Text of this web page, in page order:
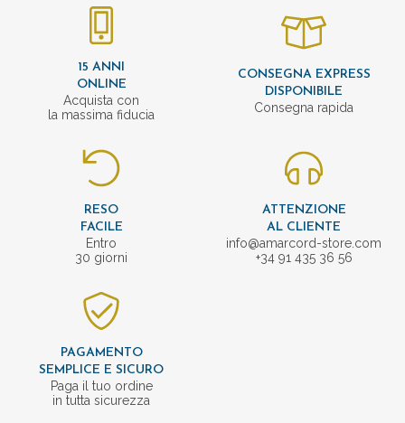
15 ANNI
ONLINE
Acquista con
la massima fiducia
CONSEGNA EXPRESS
DISPONIBILE
Consegna rapida
RESO
FACILE
Entro
30 giorni
ATTENZIONE
AL CLIENTE
info@amarcord-store.com
+34 91 435 36 56
PAGAMENTO
SEMPLICE E SICURO
Paga il tuo ordine
in tutta sicurezza